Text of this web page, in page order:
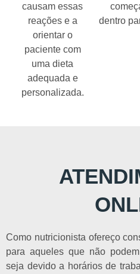
causam essas
reações e a
orientar o
paciente com
uma dieta
adequada e
personalizada.
dentro
Como nutricionista ofereço
para aqueles que não
seja devido a horários de